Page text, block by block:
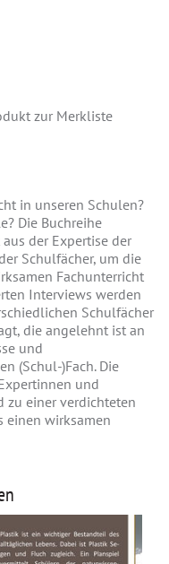
zur Merkliste
in unseren Schulen?
Die Buchreihe
der Expertise der
Schulfächer, um die
Fachunterricht
Interviews werden
Schulfächer
die angelehnt ist an
und
(Schul-)Fach. Die
und
zu einer verdichteten
einen wirksamen